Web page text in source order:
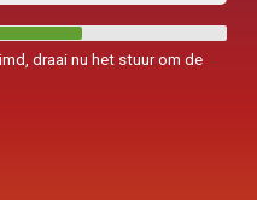
draai nu het stuur om de